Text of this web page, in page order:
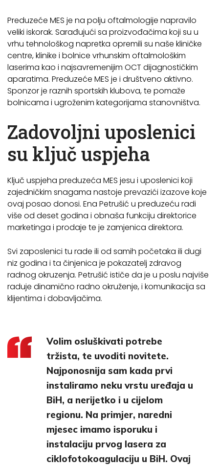
Preduzeće MES je na polju oftalmologije napravilo
veliki iskorak. Sarađujući sa proizvođačima koji su u
vrhu tehnološkog napretka opremili su naše kliničke
centre, klinike i bolnice vrhunskim oftalmološkim
laserima kao i najsavremenijim OCT dijagnostičkim
aparatima. Preduzeće MES je i društveno aktivno.
Sponzor je raznih sportskih klubova, te pomaže
bolnicama i ugroženim kategorijama stanovništva.
Zadovoljni uposlenici
su ključ uspjeha
Ključ uspjeha preduzeća MES jesu i uposlenici koji
zajedničkim snagama nastoje prevazići izazove koje
ovaj posao donosi. Ena Petrušić u preduzeću radi
više od deset godina i obnaša funkciju direktorice
marketinga i prodaje te je zamjenica direktora.
Svi zaposlenici tu rade ili od samih početaka ili dugi
niz godina i ta činjenica je pokazatelj zdravog
radnog okruzenja. Petrušić ističe da je u poslu najviše
raduje dinamično radno okruženje, i komunikacija sa
klijentima i dobavljačima.
Volim osluškivati potrebe
tržista, te uvoditi novitete.
Najponosnija sam kada prvi
instaliramo neku vrstu uređaja u
BiH, a nerijetko i u cijelom
regionu. Na primjer, naredni
mjesec imamo isporuku i
instalaciju prvog lasera za
ciklofotokoagulaciju u BiH. Ovaj